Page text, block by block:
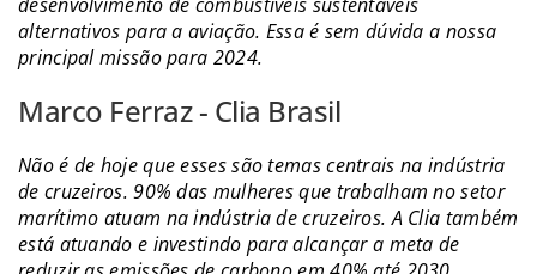
alternativos para a aviação. Essa é sem dúvida a nossa
principal missão para 2024.
Marco Ferraz - Clia Brasil
Não é de hoje que esses são temas centrais na indústria
de cruzeiros. 90% das mulheres que trabalham no setor
marítimo atuam na indústria de cruzeiros. A Clia também
está atuando e investindo para alcançar a meta de